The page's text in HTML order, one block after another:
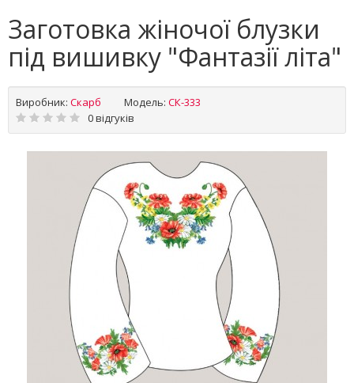
Заготовка жіночої блузки
під вишивку "Фантазії літа"
Виробник: Скарб Модель: СК-333
0 відгуків